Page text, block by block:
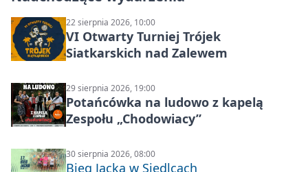
22 sierpnia 2026, 10:00
VI Otwarty Turniej Trójek
Siatkarskich nad Zalewem
29 sierpnia 2026, 19:00
Potańcówka na ludowo z kapelą
Zespołu „Chodowiacy”
30 sierpnia 2026, 08:00
Bieg Jacka w Siedlcach